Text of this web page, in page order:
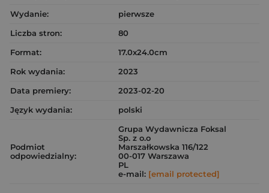
Wydanie:
pierwsze
Liczba stron:
80
Format:
17.0x24.0cm
Rok wydania:
2023
Data premiery:
2023-02-20
Język wydania:
polski
Podmiot
odpowiedzialny:
Grupa Wydawnicza Foksal
Sp. z o.o
Marszałkowska 116/122
00-017 Warszawa
PL
e-mail: [email protected]